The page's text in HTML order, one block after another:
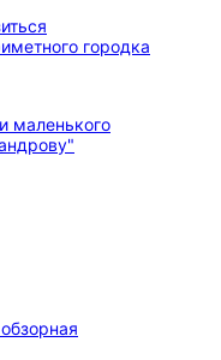
городка